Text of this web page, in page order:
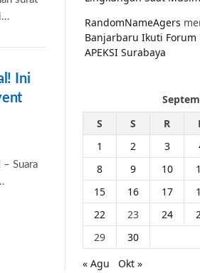
Ini
Suara
RandomNameAgers
Banjarbaru Ikuti Forum
APEKSI Surabaya
S
S R
1
2 3
8
9 10
15
16 17
22
23 24
29
30
« Agu
Okt »